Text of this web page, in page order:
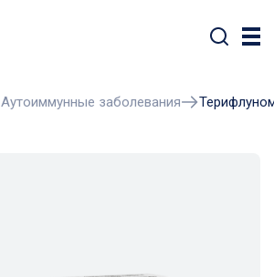
Аутоиммунные заболевания